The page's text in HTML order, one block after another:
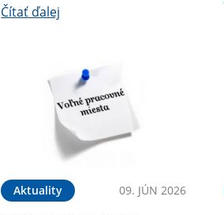
Čítať ďalej
Aktuality 09. JÚN 2026